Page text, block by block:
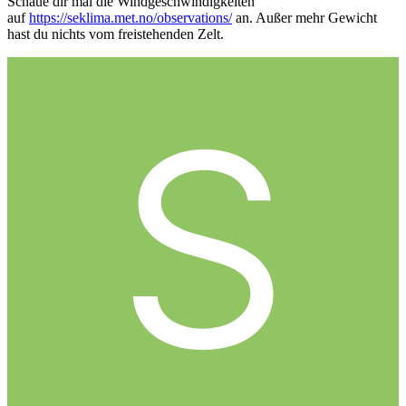
aufhttps://seklima.met.no/observations/an. Außer mehr Gewicht
hast du nichts vom freistehenden Zelt.